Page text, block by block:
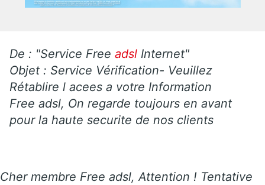
De : "Service Free adsl Internet"
Objet : Service Vérification- Veuillez
Rétablire l acees a votre Information
Free adsl, On regarde toujours en avant
pour la haute securite de nos clients
Cher membre Free adsl, Attention ! Tentative